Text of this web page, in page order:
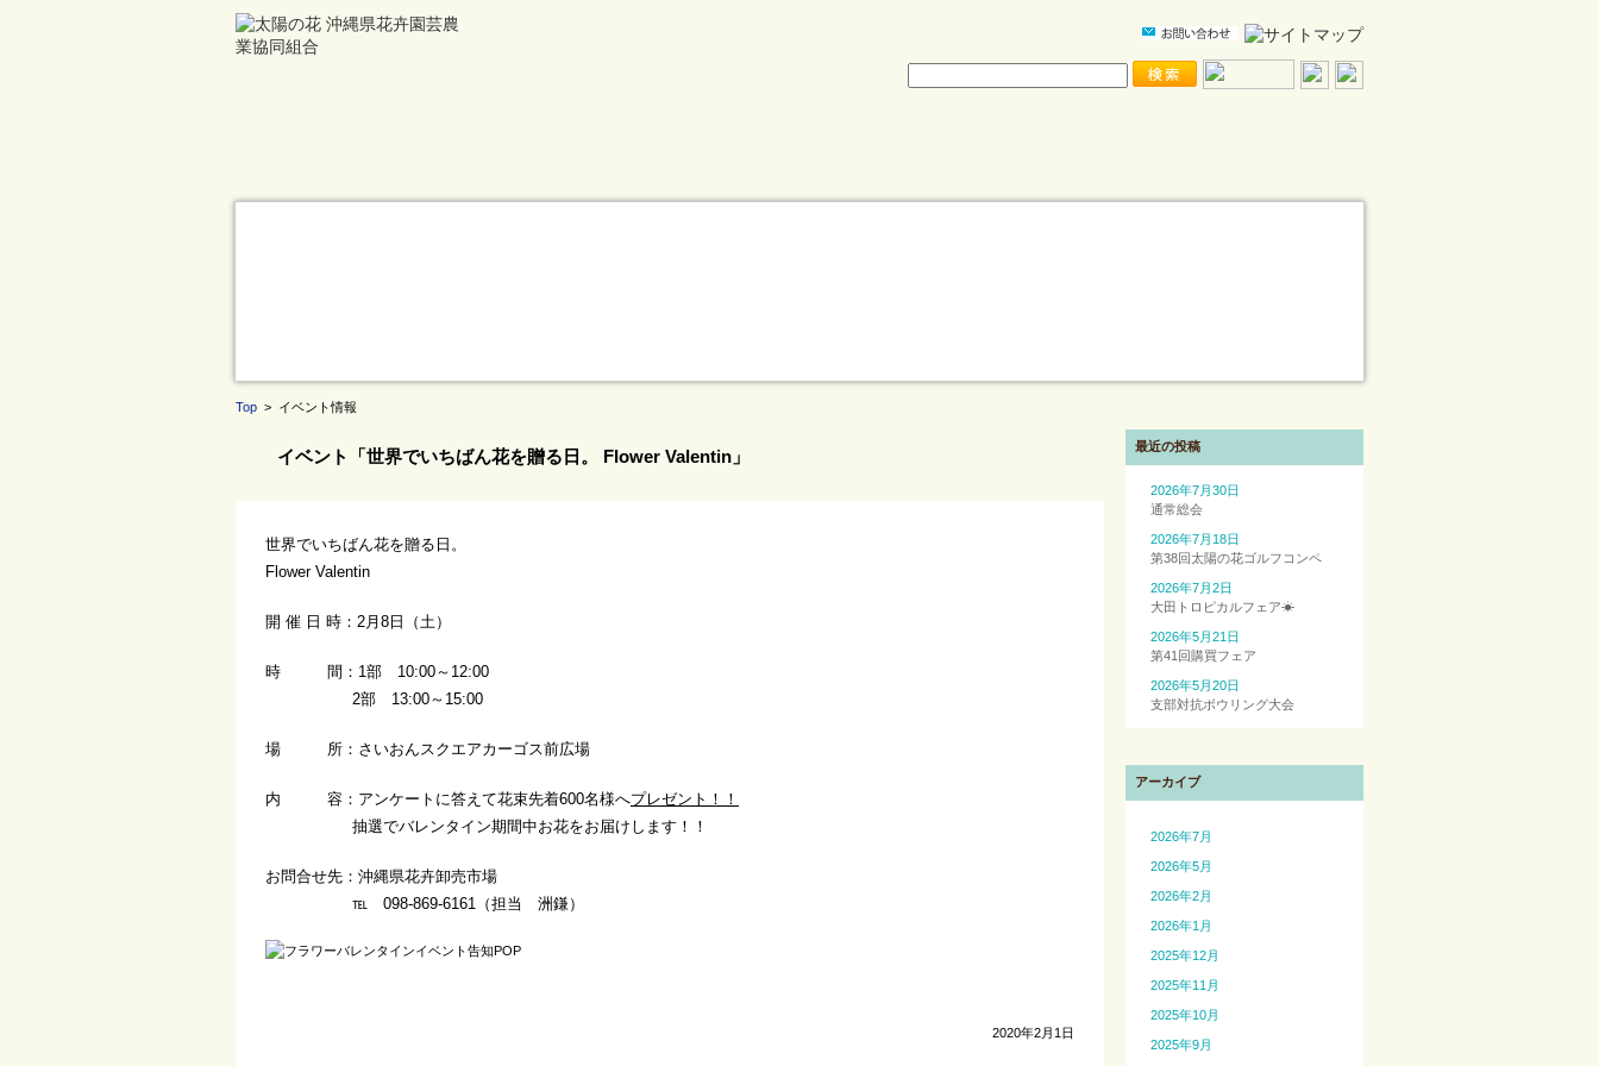
Top > イベント情報
イベント「世界でいちばん花を贈る日。 Flower Valentin」
世界でいちばん花を贈る日。
Flower Valentin
開 催 日 時：2月8日（土）
時 間：1部 10:00～12:00
2部 13:00～15:00
場 所：さいおんスクエアカーゴス前広場
内 容：アンケートに答えて花束先着600名様へプレゼント！！
抽選でバレンタイン期間中お花をお届けします！！
お問合せ先：沖縄県花卉卸売市場
℡ 098-869-6161（担当 洲鎌）
2020年2月1日
最近の投稿
2026年7月30日
通常総会
2026年7月18日
第38回太陽の花ゴルフコンペ
2026年7月2日
大田トロピカルフェア☀
2026年5月21日
第41回購買フェア
2026年5月20日
支部対抗ボウリング大会
アーカイブ
2026年7月
2026年5月
2026年2月
2026年1月
2025年12月
2025年11月
2025年10月
2025年9月